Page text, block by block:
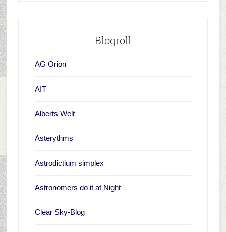
Blogroll
AG Orion
AIT
Alberts Welt
Asterythms
Astrodictium simplex
Astronomers do it at Night
Clear Sky-Blog